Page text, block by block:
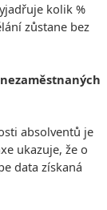
kolik %
zůstane bez
absolventů je
ukazuje, že o
data získaná